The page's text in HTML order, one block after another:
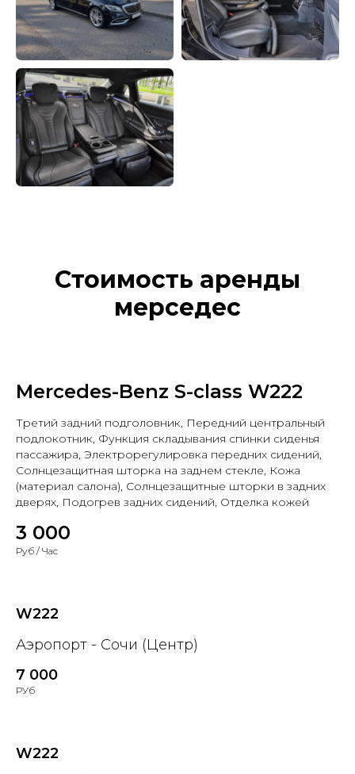
Стоимость аренды
мерседес
Mercedes-Benz S-class W222
Третий задний подголовник, Передний центральный
подлокотник, Функция складывания спинки сиденья
пассажира, Электрорегулировка передних сидений,
Солнцезащитная шторка на заднем стекле, Кожа
(материал салона), Солнцезащитные шторки в задних
дверях, Подогрев задних сидений, Отделка кожей
3 000
Руб / Час
W222
Аэропорт - Сочи (Центр)
7 000
РУб
W222